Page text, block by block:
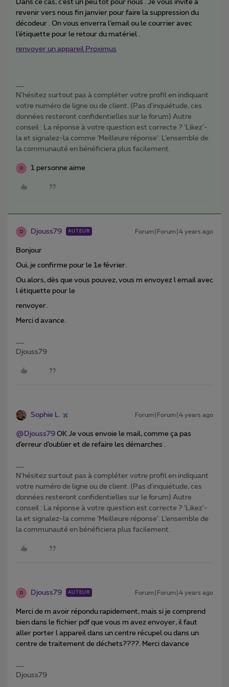
Dans ce cas, c’est un peu tôt pour nous . Je vous invite à
revenir vers nous fin janvier pour faire la suppression du
décodeur . On vous enverra l’email ou le courrier avec
l’étiquette pour le retour du matériel .
renvoyer un appareil Proximus
N'hésitez surtout pas à compléter votre profil en indiquant
votre numéro de ligne ou de client. (Pas d'inquiétude, ces
données resteront confidentielles sur le forum) Autre
conseil : La réponse à votre question est correcte ? ‘Likez’-
la et signalez-la comme ‘Meilleure réponse’. L’ensemble de
la communauté en bénéficiera plus facilement.
D 1 personne aime
D Djouss79 AUTEUR Forum|Forum|4 years ago
Bonjour
Oui, je confirme pour le 1e février.
Ou alors, dès que vous pouvez, vous m envoyez l email avec
l étiquette pour le
renvoyer.
Merci d avance.
Djouss79
Sophie L. Forum|Forum|4 years ago
@Djouss79 OK Je vous envoie le mail, comme ça pas
d’erreur d’oublier et de refaire les démarches .
N'hésitez surtout pas à compléter votre profil en indiquant
votre numéro de ligne ou de client. (Pas d'inquiétude, ces
données resteront confidentielles sur le forum) Autre
conseil : La réponse à votre question est correcte ? ‘Likez’-
la et signalez-la comme ‘Meilleure réponse’. L’ensemble de
la communauté en bénéficiera plus facilement.
D Djouss79 AUTEUR Forum|Forum|4 years ago
Merci de m avoir répondu rapidement, mais si je comprend
bien dans le fichier pdf que vous m avez envoyer, il faut
aller porter l appareil dans un centre récupel ou dans un
centre de traitement de déchets????. Merci davance
Djouss79